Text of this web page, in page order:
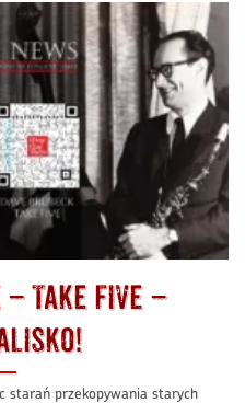
Take Five –
starań przekopywania starych